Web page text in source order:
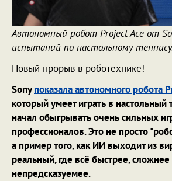
Автономный робот Project Ace от
испытаний по настольному
Новый прорыв в роботехнике!
Sonyпоказала автономного робота
который умеет играть в настольный
начал обыгрывать очень сильных
профессионалов. Это не просто
а пример того, как ИИ выходит из
реальный, где всё быстрее, сложнее
непредсказуемее.